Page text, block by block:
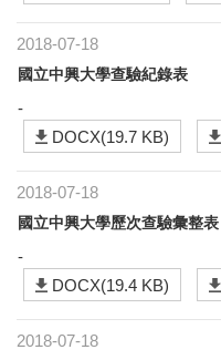
2018-07-18
國立中興大學查驗紀錄表
-
DOCX(19.7 KB)
2018-07-18
國立中興大學歷次查驗彙整表
-
DOCX(19.4 KB)
2018-07-18